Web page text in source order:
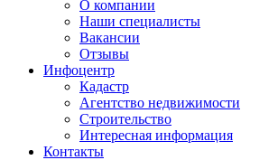
О компании
Наши специалисты
Вакансии
Отзывы
Инфоцентр
Кадастр
Агентство недвижимости
Строительство
Интересная информация
Контакты